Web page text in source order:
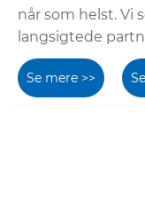
når som helst. Vi
langsigtede
Se mere >>